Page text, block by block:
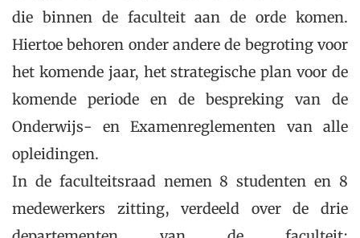
die binnen de faculteit aan de orde komen.
Hiertoe behoren onder andere de begroting voor
het komende jaar, het strategische plan voor de
komende periode en de bespreking van de
Onderwijs- en Examenreglementen van alle
opleidingen.
In de faculteitsraad nemen 8 studenten en 8
medewerkers zitting, verdeeld over de drie